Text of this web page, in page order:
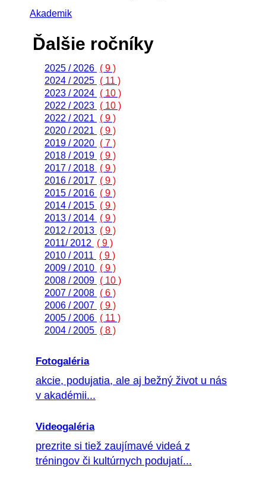
Akademik
Ďalšie ročníky
2025 / 2026 ( 9 )
2024 / 2025 ( 11 )
2023 / 2024 ( 10 )
2022 / 2023 ( 10 )
2022 / 2021
( 9 )
2020 / 2021
( 9 )
2019 / 2020 ( 7 )
2018 / 2019 ( 9 )
2017 / 2018 ( 9 )
2016 / 2017 ( 9 )
2015 / 2016 ( 9 )
2014 / 2015 ( 9 )
2013 / 2014 ( 9 )
2012 / 2013 ( 9 )
2011/ 2012
( 9 )
2010 / 2011
( 9 )
2009 / 2010 ( 9 )
2008 / 2009 ( 10 )
2007 / 2008 ( 6 )
2006 / 2007 ( 9 )
2005 / 2006 ( 11 )
2004 / 2005 ( 8 )
Fotogaléria
akcie, podujatia, ale aj bežný život u nás
v akadémii...
Videogaléria
prezrite si tiež zaujímavé videá z
tréningov či kultúrnych podujatí...